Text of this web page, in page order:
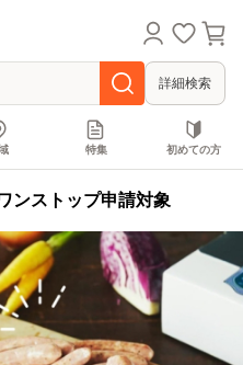
詳細検索
特集 初めての方
ンストップ申請対象